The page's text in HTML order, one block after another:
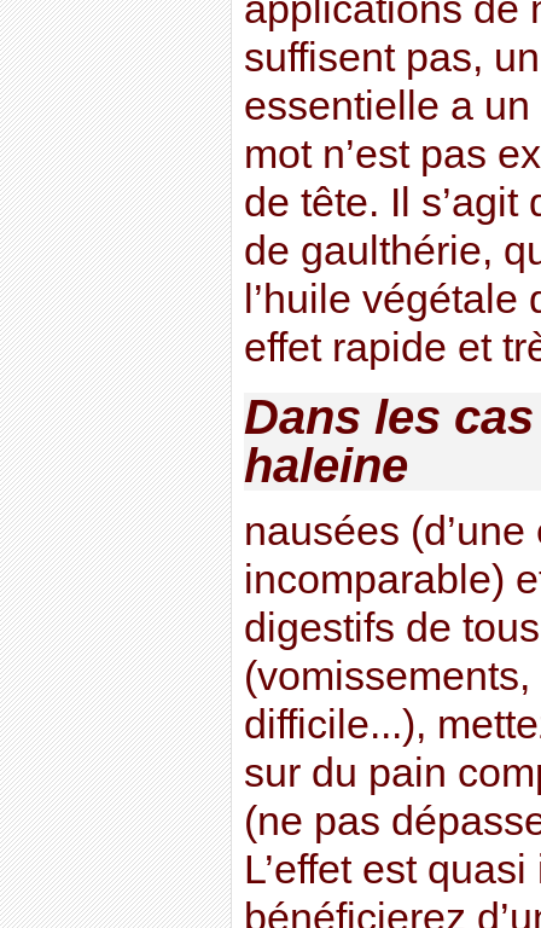
suffisent pas,
essentielle a
mot n’est pas
de tête. Il s’agit
de gaulthérie,
l’huile
effet rapide et
Dans les
haleine
nausées
incomparable)
digestifs de
difficile...),
sur du pain
(ne pas
L’effet est
bénéficierez